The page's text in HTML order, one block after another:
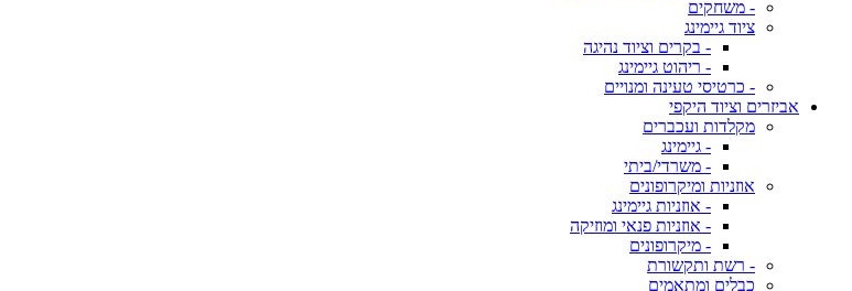
- משחקים
ציוד גיימינג
- בקרים וציוד נהיגה
- ריהוט גיימינג
- כרטיסי טעינה ומנויים
אביזרים וציוד היקפי
מקלדות ועכברים
- גיימינג
- משרדי/ביתי
אוזניות ומיקרופונים
- אוזניות גיימינג
- אוזניות פנאי ומוזיקה
- מיקרופונים
- רשת ותקשורת
כבלים ומתאמים